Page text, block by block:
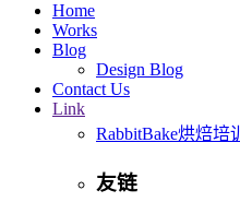
Home
Works
Blog
Design Blog
Contact Us
Link
RabbitBake烘焙培训
友链